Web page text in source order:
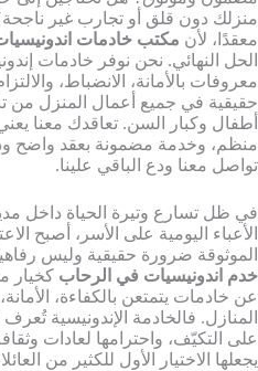
منزلك دون قلق أو تجارب غير ناجحة؟
معقدًا، لأن مكتب خادمات
الحل النهائي. نحن نوفر خادمات
معروفات بالأمانة، الانضباط،
حقيقية في جميع أعمال المنزل من
أطفال وكبار السن. تعاقدك معنا
منظم، وخدمة مضمونة بعقد
تواصل معنا ودع الباقي علينا.
في ظل تسارع وتيرة الحياة داخل
الأعباء اليومية على الأسر، أصبح
الموثوقة ضرورة حقيقية وليس
خدم اندونيسيات في الرحاب كخيار
عن خادمات يتمتعن بالكفاءة،
المنازل. فالخادمة الإندونيسية تُعرف
على التكيّف، واحترامها لعادات
يجعلها الاختيار الأول للكثير من